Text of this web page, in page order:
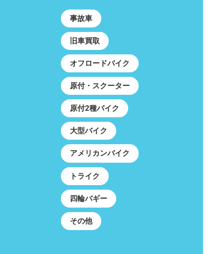
事故車
旧車買取
オフロードバイク
原付・スクーター
原付2種バイク
大型バイク
アメリカンバイク
トライク
四輪バギー
その他